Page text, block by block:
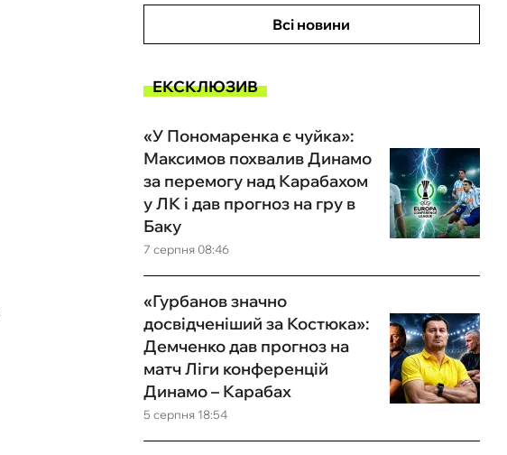
Всі новини
ЕКСКЛЮЗИВ
7 серпня 08:46
«У Пономаренка є чуйка»:
Максимов похвалив Динамо
за перемогу над Карабахом
у ЛК і дав прогноз на гру в
Баку
5 серпня 18:54
«Гурбанов значно
досвідченіший за Костюка»:
Демченко дав прогноз на
матч Ліги конференцій
Динамо – Карабах